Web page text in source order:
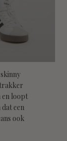
en loopt
een
ook